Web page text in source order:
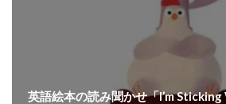
英語絵本の読み聞かせ「I’m